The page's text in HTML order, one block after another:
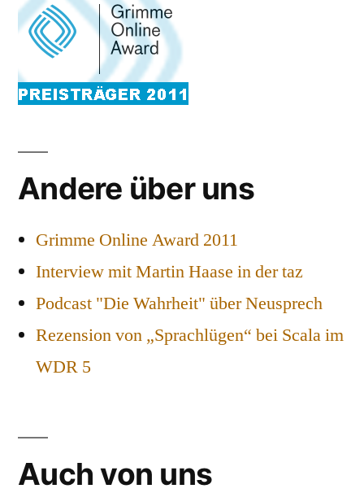
Andere über uns
Grimme Online Award 2011
Interview mit Martin Haase in der taz
Podcast "Die Wahrheit" über Neusprech
Rezension von „Sprachlügen“ bei Scala im
WDR 5
Auch von uns